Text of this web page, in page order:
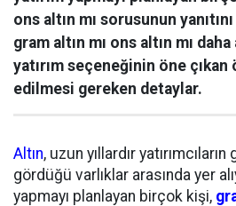
ons altın mı sorusunun
gram altın mı ons altın mı
yatırım seçeneğinin öne
edilmesi gereken detaylar.
Altın, uzun yıllardır
gördüğü varlıklar arasında yer
yapmayı planlayan birçok kişi,